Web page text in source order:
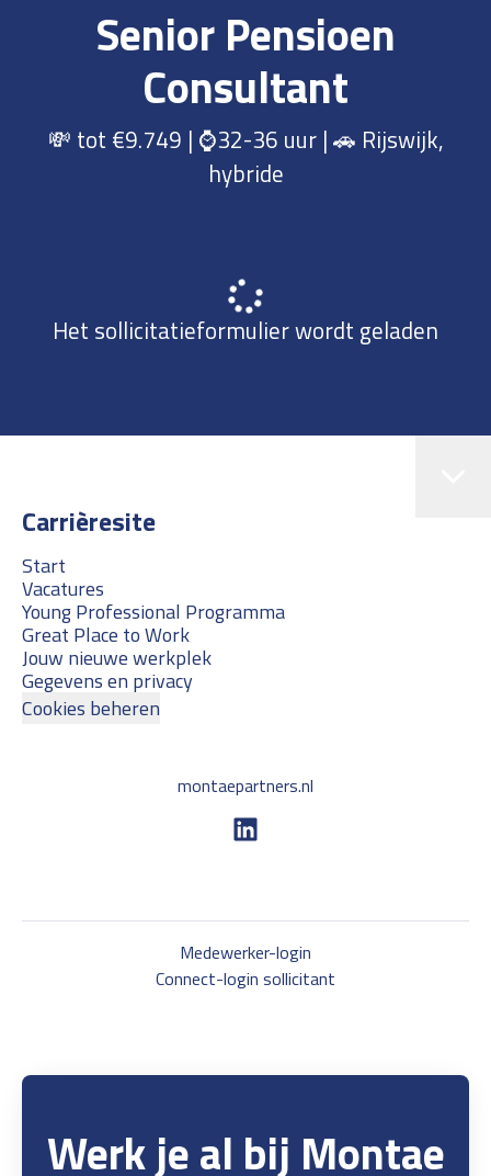
Senior Pensioen
Consultant
💸 tot €9.749 | ⌚32-36 uur | 🚗 Rijswijk,
hybride
Het sollicitatieformulier wordt geladen
Carrièresite
Start
Vacatures
Young Professional Programma
Great Place to Work
Jouw nieuwe werkplek
Gegevens en privacy
Cookies beheren
montaepartners.nl
Medewerker-login
Connect-login sollicitant
Werk je al bij Montae